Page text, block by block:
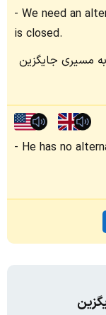
We need an
is closed.
مسیری جایگزین
He has no